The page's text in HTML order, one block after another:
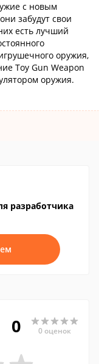
с новым
забудут свои
есть лучший
оружия,
Toy Gun Weapon
оружия.
разработчика
0 0 оценок